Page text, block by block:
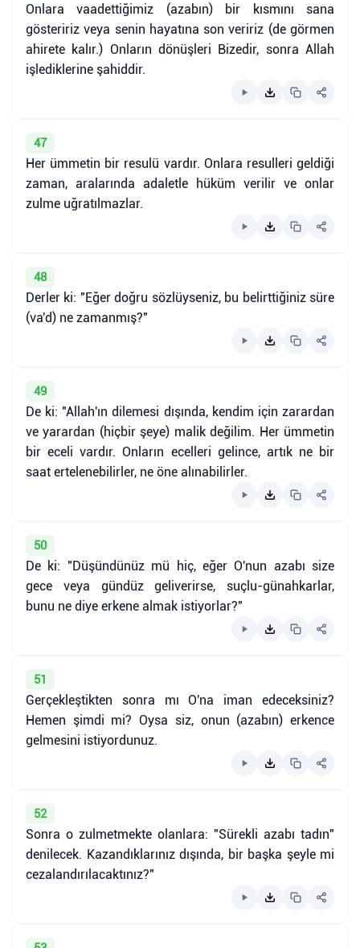
Onlara vaadettiğimiz (azabın) bir kısmını sana
gösteririz veya senin hayatına son veririz (de görmen
ahirete kalır.) Onların dönüşleri Bizedir, sonra Allah
işlediklerine şahiddir.
47
Her ümmetin bir resulü vardır. Onlara resulleri geldiği
zaman, aralarında adaletle hüküm verilir ve onlar
zulme uğratılmazlar.
48
Derler ki: "Eğer doğru sözlüyseniz, bu belirttiğiniz süre
(va'd) ne zamanmış?"
49
De ki: "Allah'ın dilemesi dışında, kendim için zarardan
ve yarardan (hiçbir şeye) malik değilim. Her ümmetin
bir eceli vardır. Onların ecelleri gelince, artık ne bir
saat ertelenebilirler, ne öne alınabilirler.
50
De ki: "Düşündünüz mü hiç, eğer O'nun azabı size
gece veya gündüz geliverirse, suçlu-günahkarlar,
bunu ne diye erkene almak istiyorlar?"
51
Gerçekleştikten sonra mı O'na iman edeceksiniz?
Hemen şimdi mi? Oysa siz, onun (azabın) erkence
gelmesini istiyordunuz.
52
Sonra o zulmetmekte olanlara: "Sürekli azabı tadın"
denilecek. Kazandıklarınız dışında, bir başka şeyle mi
cezalandırılacaktınız?"